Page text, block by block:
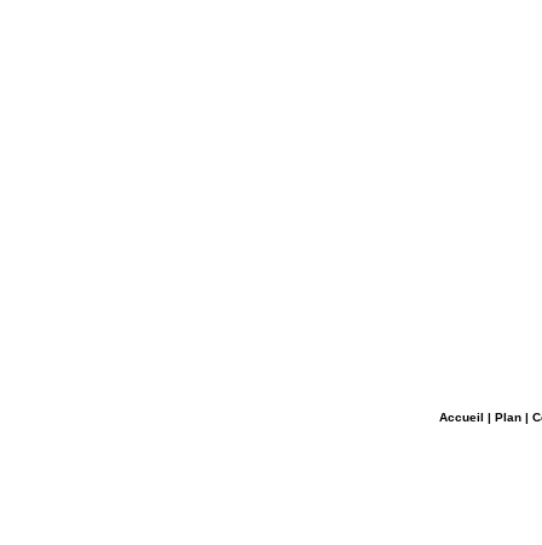
Accueil | Plan|